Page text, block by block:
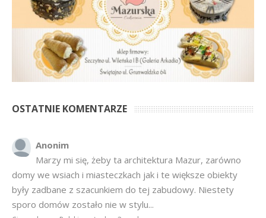
OSTATNIE KOMENTARZE
Anonim
Marzy mi się, żeby ta architektura Mazur, zarówno
domy we wsiach i miasteczkach jak i te większe obiekty
były zadbane z szacunkiem do tej zabudowy. Niestety
sporo domów zostało nie w stylu...